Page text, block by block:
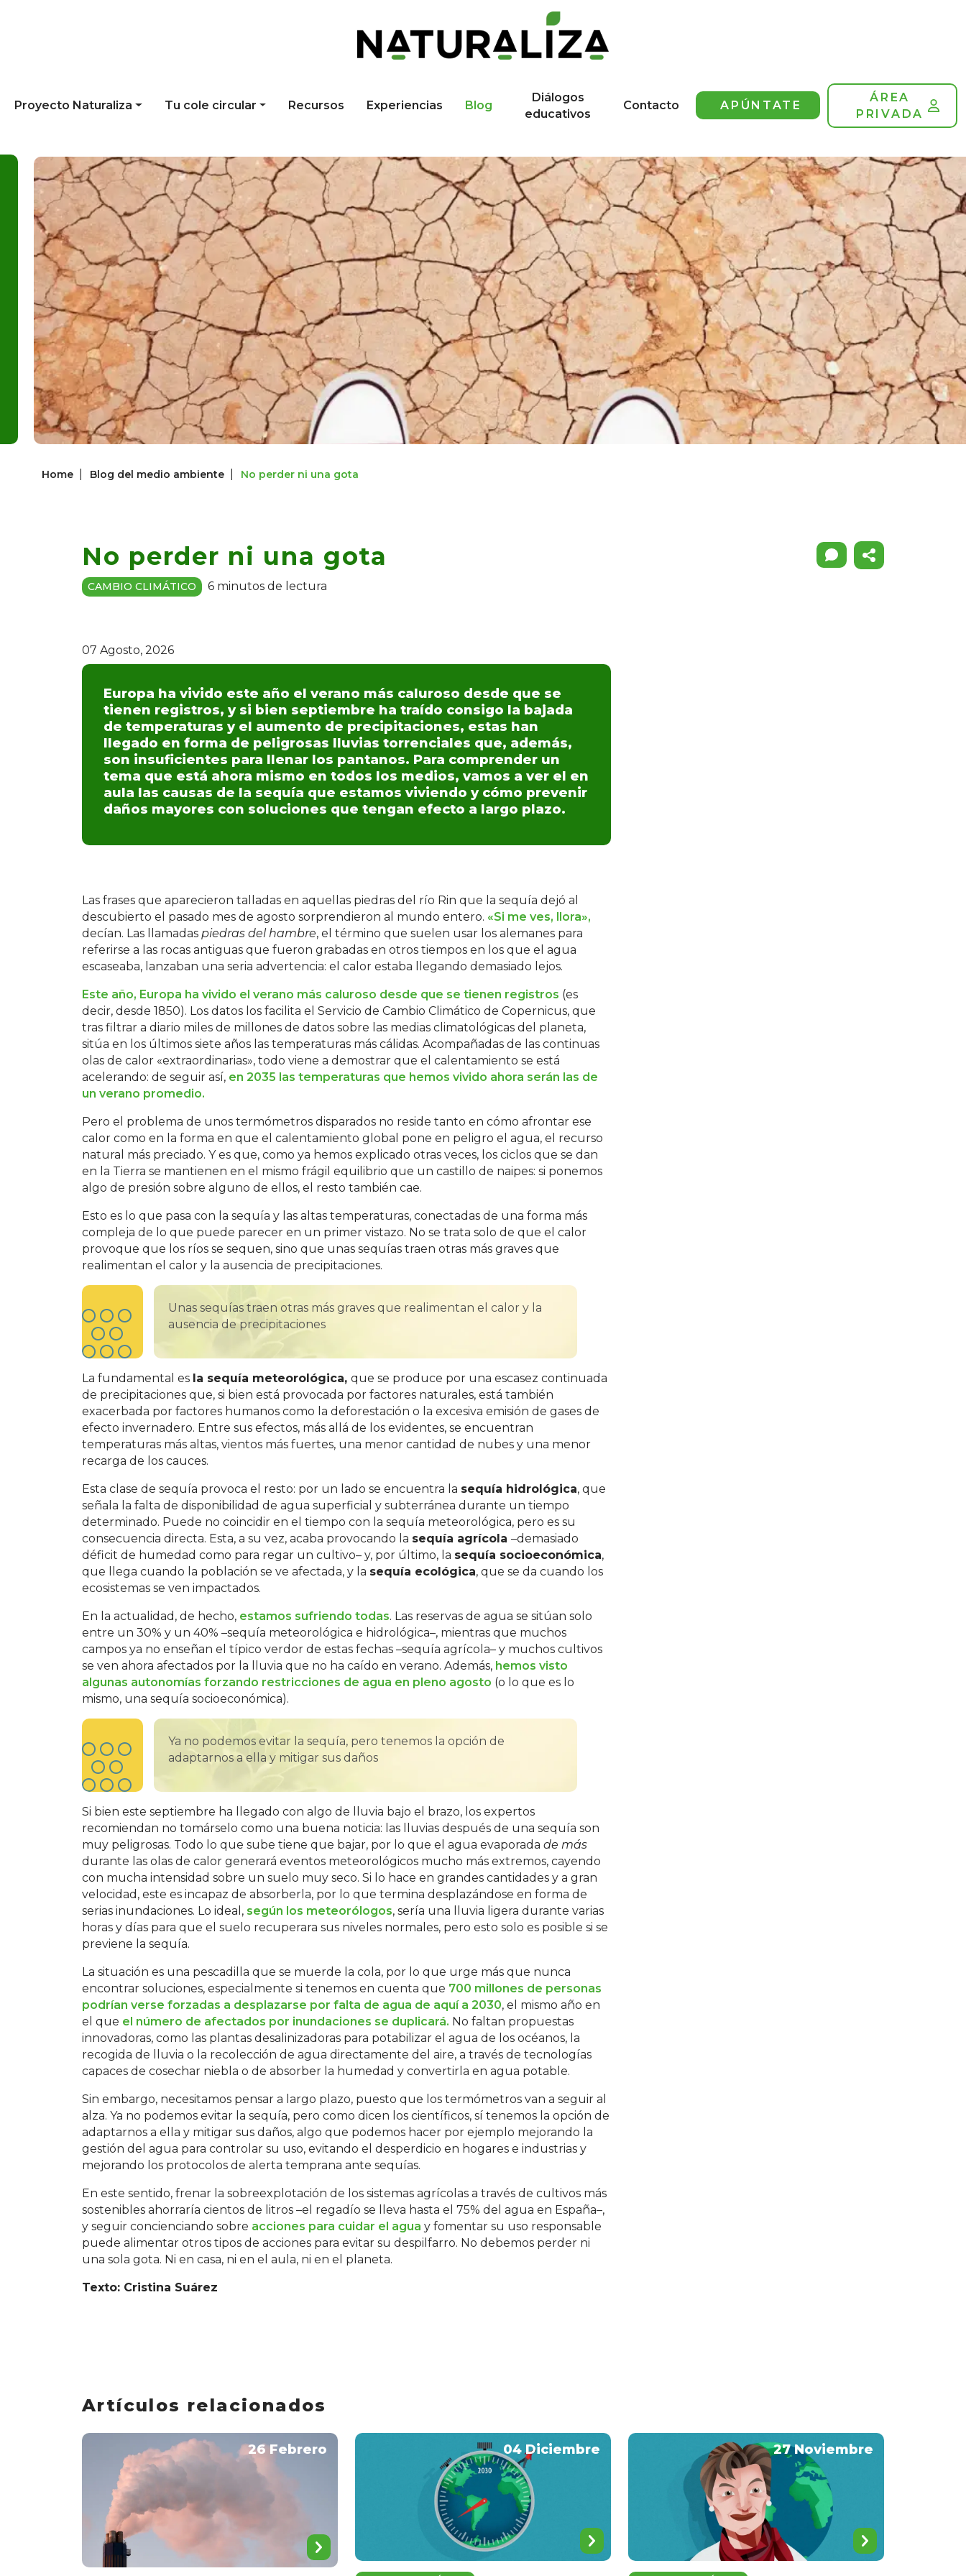
Proyecto Naturaliza Tu cole circular Recursos Experiencias Blog
Diálogos
educativos
Contacto APÚNTATE
ÁREA
PRIVADA
Home Blog del medio ambiente No perder ni una gota
No perder ni una gota
CAMBIO CLIMÁTICO 6 minutos de lectura
07 Agosto, 2026
Europa ha vivido este año el verano más caluroso desde que se
tienen registros, y si bien septiembre ha traído consigo la bajada
de temperaturas y el aumento de precipitaciones, estas han
llegado en forma de peligrosas lluvias torrenciales que, además,
son insuficientes para llenar los pantanos. Para comprender un
tema que está ahora mismo en todos los medios, vamos a ver el en
aula las causas de la sequía que estamos viviendo y cómo prevenir
daños mayores con soluciones que tengan efecto a largo plazo.
Las frases que aparecieron talladas en aquellas piedras del río Rin que la sequía dejó al
descubierto el pasado mes de agosto sorprendieron al mundo entero. «Si me ves, llora»,
decían. Las llamadas piedras del hambre, el término que suelen usar los alemanes para
referirse a las rocas antiguas que fueron grabadas en otros tiempos en los que el agua
escaseaba, lanzaban una seria advertencia: el calor estaba llegando demasiado lejos.
Este año, Europa ha vivido el verano más caluroso desde que se tienen registros (es
decir, desde 1850). Los datos los facilita el Servicio de Cambio Climático de Copernicus, que
tras filtrar a diario miles de millones de datos sobre las medias climatológicas del planeta,
sitúa en los últimos siete años las temperaturas más cálidas. Acompañadas de las continuas
olas de calor «extraordinarias», todo viene a demostrar que el calentamiento se está
acelerando: de seguir así, en 2035 las temperaturas que hemos vivido ahora serán las de
un verano promedio.
Pero el problema de unos termómetros disparados no reside tanto en cómo afrontar ese
calor como en la forma en que el calentamiento global pone en peligro el agua, el recurso
natural más preciado. Y es que, como ya hemos explicado otras veces, los ciclos que se dan
en la Tierra se mantienen en el mismo frágil equilibrio que un castillo de naipes: si ponemos
algo de presión sobre alguno de ellos, el resto también cae.
Esto es lo que pasa con la sequía y las altas temperaturas, conectadas de una forma más
compleja de lo que puede parecer en un primer vistazo. No se trata solo de que el calor
provoque que los ríos se sequen, sino que unas sequías traen otras más graves que
realimentan el calor y la ausencia de precipitaciones.
Unas sequías traen otras más graves que realimentan el calor y la
ausencia de precipitaciones
La fundamental es la sequía meteorológica, que se produce por una escasez continuada
de precipitaciones que, si bien está provocada por factores naturales, está también
exacerbada por factores humanos como la deforestación o la excesiva emisión de gases de
efecto invernadero. Entre sus efectos, más allá de los evidentes, se encuentran
temperaturas más altas, vientos más fuertes, una menor cantidad de nubes y una menor
recarga de los cauces.
Esta clase de sequía provoca el resto: por un lado se encuentra la sequía hidrológica, que
señala la falta de disponibilidad de agua superficial y subterránea durante un tiempo
determinado. Puede no coincidir en el tiempo con la sequía meteorológica, pero es su
consecuencia directa. Esta, a su vez, acaba provocando la sequía agrícola –demasiado
déficit de humedad como para regar un cultivo– y, por último, la sequía socioeconómica,
que llega cuando la población se ve afectada, y la sequía ecológica, que se da cuando los
ecosistemas se ven impactados.
En la actualidad, de hecho, estamos sufriendo todas. Las reservas de agua se sitúan solo
entre un 30% y un 40% –sequía meteorológica e hidrológica–, mientras que muchos
campos ya no enseñan el típico verdor de estas fechas –sequía agrícola– y muchos cultivos
se ven ahora afectados por la lluvia que no ha caído en verano. Además, hemos visto
algunas autonomías forzando restricciones de agua en pleno agosto (o lo que es lo
mismo, una sequía socioeconómica).
Ya no podemos evitar la sequía, pero tenemos la opción de
adaptarnos a ella y mitigar sus daños
Si bien este septiembre ha llegado con algo de lluvia bajo el brazo, los expertos
recomiendan no tomárselo como una buena noticia: las lluvias después de una sequía son
muy peligrosas. Todo lo que sube tiene que bajar, por lo que el agua evaporada de más
durante las olas de calor generará eventos meteorológicos mucho más extremos, cayendo
con mucha intensidad sobre un suelo muy seco. Si lo hace en grandes cantidades y a gran
velocidad, este es incapaz de absorberla, por lo que termina desplazándose en forma de
serias inundaciones. Lo ideal, según los meteorólogos, sería una lluvia ligera durante varias
horas y días para que el suelo recuperara sus niveles normales, pero esto solo es posible si se
previene la sequía.
La situación es una pescadilla que se muerde la cola, por lo que urge más que nunca
encontrar soluciones, especialmente si tenemos en cuenta que 700 millones de personas
podrían verse forzadas a desplazarse por falta de agua de aquí a 2030, el mismo año en
el que el número de afectados por inundaciones se duplicará. No faltan propuestas
innovadoras, como las plantas desalinizadoras para potabilizar el agua de los océanos, la
recogida de lluvia o la recolección de agua directamente del aire, a través de tecnologías
capaces de cosechar niebla o de absorber la humedad y convertirla en agua potable.
Sin embargo, necesitamos pensar a largo plazo, puesto que los termómetros van a seguir al
alza. Ya no podemos evitar la sequía, pero como dicen los científicos, sí tenemos la opción de
adaptarnos a ella y mitigar sus daños, algo que podemos hacer por ejemplo mejorando la
gestión del agua para controlar su uso, evitando el desperdicio en hogares e industrias y
mejorando los protocolos de alerta temprana ante sequías.
En este sentido, frenar la sobreexplotación de los sistemas agrícolas a través de cultivos más
sostenibles ahorraría cientos de litros –el regadío se lleva hasta el 75% del agua en España–,
y seguir concienciando sobre acciones para cuidar el agua y fomentar su uso responsable
puede alimentar otros tipos de acciones para evitar su despilfarro. No debemos perder ni
una sola gota. Ni en casa, ni en el aula, ni en el planeta.
Texto: Cristina Suárez
Artículos relacionados
26 Febrero 04 Diciembre 27 Noviembre